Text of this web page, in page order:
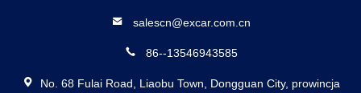
salescn@excar.com.cn
86--13546943585
No. 68 Fulai Road, Liaobu Town, Dongguan City, prowincja